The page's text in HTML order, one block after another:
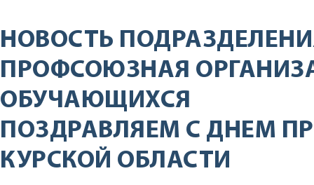
НОВОСТЬ
ПРОФСОЮЗНАЯ
ОБУЧАЮЩИХСЯ
ПОЗДРАВЛЯЕМ С ДНЕМ
КУРСКОЙ ОБЛАСТИ